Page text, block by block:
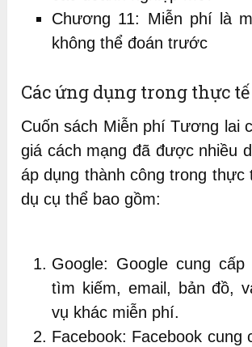
Chương 11: Miễn phí là
không thể đoán trước
Các ứng dụng trong thực tế
Cuốn sách Miễn phí Tương lai
giá cách mạng đã được nhiều
áp dụng thành công trong thực
dụ cụ thể bao gồm:
Google: Google cung
tìm kiếm, email, bản đồ,
vụ khác miễn phí.
Facebook: Facebook cung